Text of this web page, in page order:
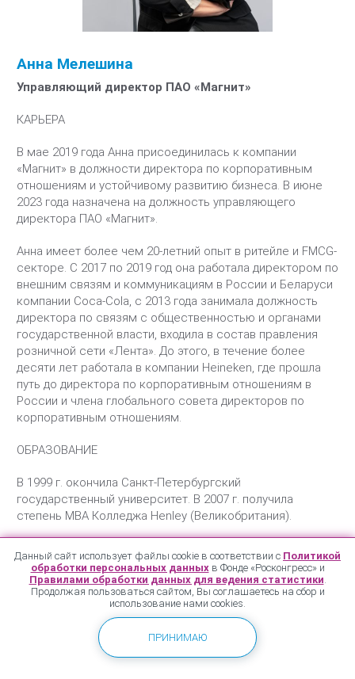
Анна Мелешина
Управляющий директор ПАО «Магнит»
КАРЬЕРА
В мае 2019 года Анна присоединилась к компании
«Магнит» в должности директора по корпоративным
отношениям и устойчивому развитию бизнеса. В июне
2023 года назначена на должность управляющего
директора ПАО «Магнит».
Анна имеет более чем 20-летний опыт в ритейле и FMCG-
секторе. С 2017 по 2019 год она работала директором по
внешним связям и коммуникациям в России и Беларуси
компании Coca-Cola, с 2013 года занимала должность
директора по связям с общественностью и органами
государственной власти, входила в состав правления
розничной сети «Лента». До этого, в течение более
десяти лет работала в компании Heineken, где прошла
путь до директора по корпоративным отношениям в
России и члена глобального совета директоров по
корпоративным отношениям.
ОБРАЗОВАНИЕ
В 1999 г. окончила Санкт-Петербургский
государственный университет. В 2007 г. получила
степень MBA Колледжа Henley (Великобритания).
Данный сайт использует файлы cookie в соответствии с Политикой
обработки персональных данныхв Фонде «Росконгресс» и
Правилами обработки данных для ведения статистики.
Продолжая пользоваться сайтом, Вы соглашаетесь на сбор и
использование нами cookies.
ПРИНИМАЮ